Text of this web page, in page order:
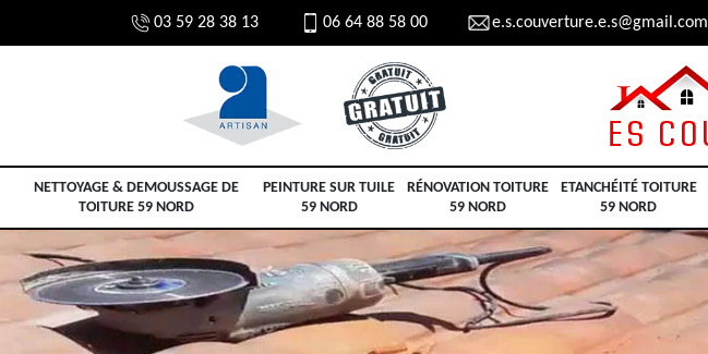
03 59 28 38 13 06 64 88 58 00 e.s.couverture.e.s@gmail.com
NETTOYAGE & DEMOUSSAGE DE
TOITURE 59 NORD
PEINTURE SUR TUILE
59 NORD
RÉNOVATION TOITURE
59 NORD
ETANCHÉITÉ TOITURE
59 NORD